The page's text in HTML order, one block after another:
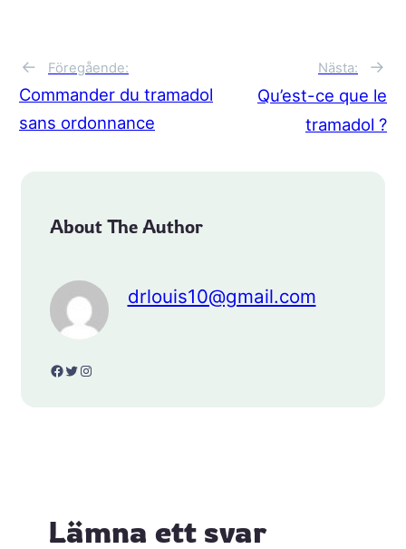
← Föregående:
Commander du tramadol
sans ordonnance
Nästa:
Qu’est-ce que le
tramadol ?
→
About The Author
drlouis10@gmail.com
Facebook Twitter Instagram
Lämna ett svar